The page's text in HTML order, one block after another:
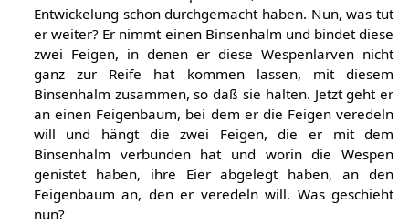
Entwickelung schon durchgemacht haben. Nun, was tut
er weiter? Er nimmt einen Binsenhalm und bindet diese
zwei Feigen, in denen er diese Wespenlarven nicht
ganz zur Reife hat kommen lassen, mit diesem
Binsenhalm zusammen, so daß sie halten. Jetzt geht er
an einen Feigenbaum, bei dem er die Feigen veredeln
will und hängt die zwei Feigen, die er mit dem
Binsenhalm verbunden hat und worin die Wespen
genistet haben, ihre Eier abgelegt haben, an den
Feigenbaum an, den er veredeln will. Was geschieht
nun?